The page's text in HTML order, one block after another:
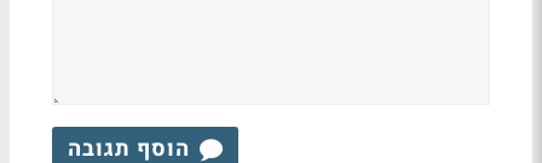
הוסף תגובה